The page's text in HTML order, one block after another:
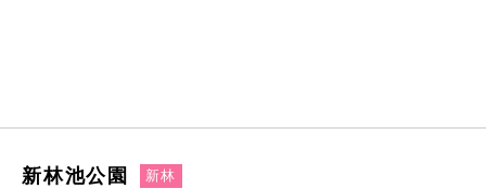
新林池公園 新林